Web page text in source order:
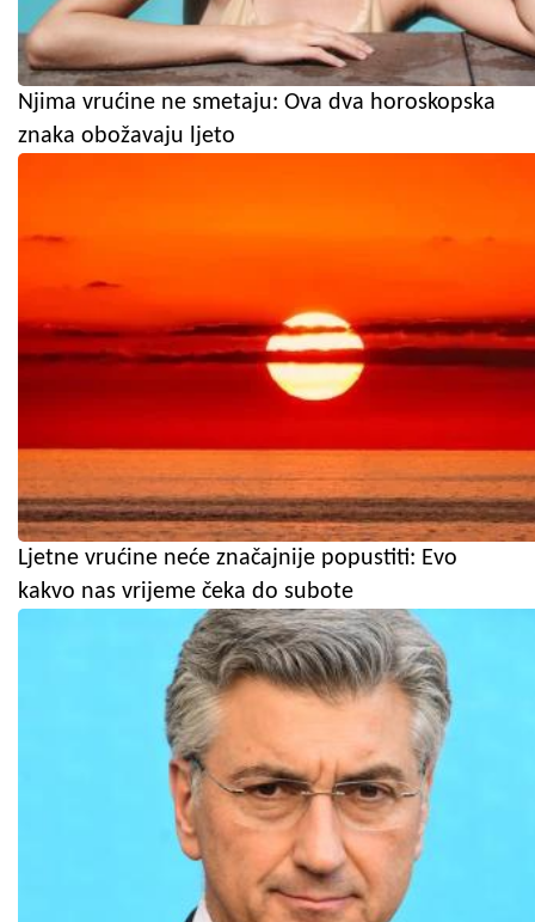
Njima vrućine ne smetaju: Ova dva horoskopska
znaka obožavaju ljeto
Ljetne vrućine neće značajnije popustiti: Evo
kakvo nas vrijeme čeka do subote